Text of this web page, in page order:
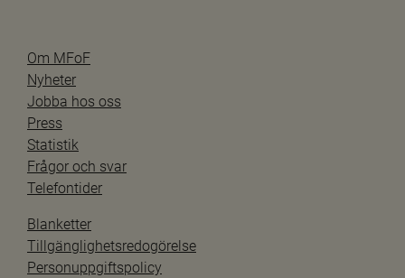
Om MFoF
Nyheter
Jobba hos oss
Press
Statistik
Frågor och svar
Telefontider
Blanketter
Tillgänglighetsredogörelse
Personuppgiftspolicy